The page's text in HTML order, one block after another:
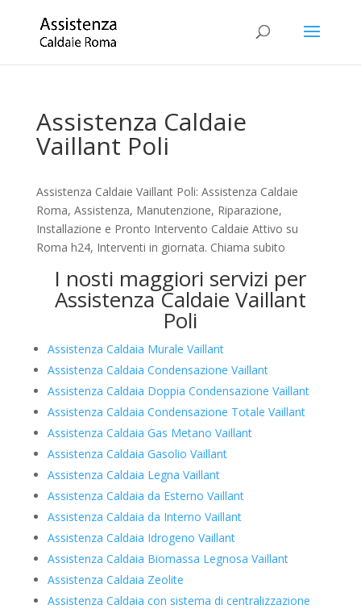
Assistenza Caldaie
Vaillant Poli
Assistenza Caldaie Vaillant Poli: Assistenza Caldaie
Roma, Assistenza, Manutenzione, Riparazione,
Installazione e Pronto Intervento Caldaie Attivo su
Roma h24, Interventi in giornata. Chiama subito
I nosti maggiori servizi per
Assistenza Caldaie Vaillant
Poli
Assistenza Caldaia Murale Vaillant
Assistenza Caldaia Condensazione Vaillant
Assistenza Caldaia Doppia Condensazione Vaillant
Assistenza Caldaia Condensazione Totale Vaillant
Assistenza Caldaia Gas Metano Vaillant
Assistenza Caldaia Gasolio Vaillant
Assistenza Caldaia Legna Vaillant
Assistenza Caldaia da Esterno Vaillant
Assistenza Caldaia da Interno Vaillant
Assistenza Caldaia Idrogeno Vaillant
Assistenza Caldaia Biomassa Legnosa Vaillant
Assistenza Caldaia Zeolite
Assistenza Caldaia con sistema di centralizzazione